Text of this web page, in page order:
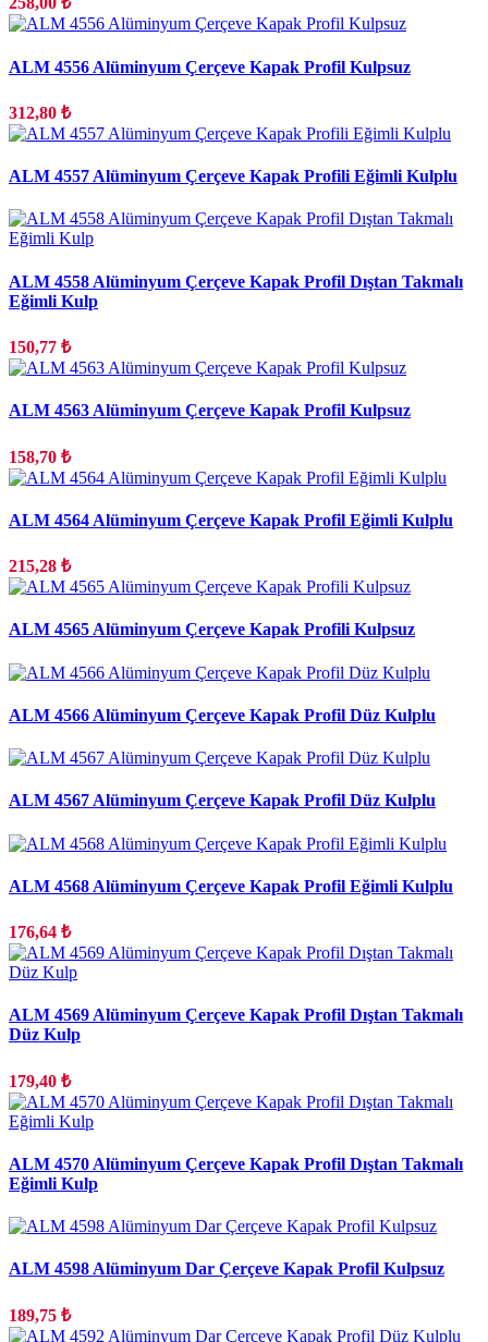
ALM 4556 Alüminyum Çerçeve Kapak Profil Kulpsuz
312,80 ₺
ALM 4557 Alüminyum Çerçeve Kapak Profili Eğimli Kulplu
ALM 4558 Alüminyum Çerçeve Kapak Profil Dıştan Takmalı
Eğimli Kulp
150,77 ₺
ALM 4563 Alüminyum Çerçeve Kapak Profil Kulpsuz
158,70 ₺
ALM 4564 Alüminyum Çerçeve Kapak Profil Eğimli Kulplu
215,28 ₺
ALM 4565 Alüminyum Çerçeve Kapak Profili Kulpsuz
ALM 4566 Alüminyum Çerçeve Kapak Profil Düz Kulplu
ALM 4567 Alüminyum Çerçeve Kapak Profil Düz Kulplu
ALM 4568 Alüminyum Çerçeve Kapak Profil Eğimli Kulplu
176,64 ₺
ALM 4569 Alüminyum Çerçeve Kapak Profil Dıştan Takmalı
Düz Kulp
179,40 ₺
ALM 4570 Alüminyum Çerçeve Kapak Profil Dıştan Takmalı
Eğimli Kulp
ALM 4598 Alüminyum Dar Çerçeve Kapak Profil Kulpsuz
189,75 ₺